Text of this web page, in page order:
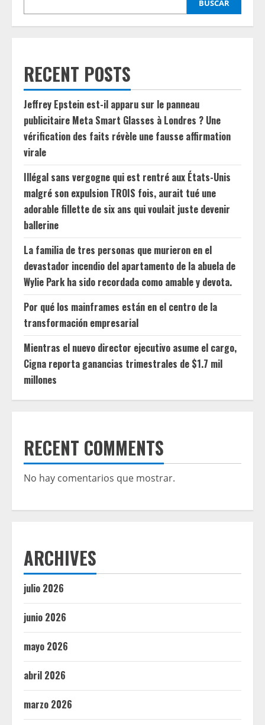
BUSCAR
RECENT POSTS
Jeffrey Epstein est-il apparu sur le panneau
publicitaire Meta Smart Glasses à Londres ? Une
vérification des faits révèle une fausse affirmation
virale
Illégal sans vergogne qui est rentré aux États-Unis
malgré son expulsion TROIS fois, aurait tué une
adorable fillette de six ans qui voulait juste devenir
ballerine
La familia de tres personas que murieron en el
devastador incendio del apartamento de la abuela de
Wylie Park ha sido recordada como amable y devota.
Por qué los mainframes están en el centro de la
transformación empresarial
Mientras el nuevo director ejecutivo asume el cargo,
Cigna reporta ganancias trimestrales de $1.7 mil
millones
RECENT COMMENTS
No hay comentarios que mostrar.
ARCHIVES
julio 2026
junio 2026
mayo 2026
abril 2026
marzo 2026